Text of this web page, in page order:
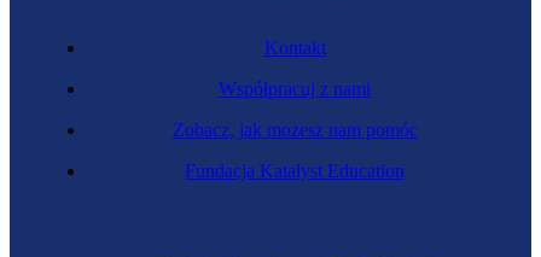
Kontakt
Współpracuj z nami
Zobacz, jak możesz nam pomóc
Fundacja Katalyst Education